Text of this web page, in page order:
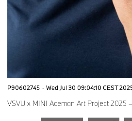
P90602745 · Wed Jul 30 09:04:10 CEST
VSVU x MINI Aceman Art Project 2025